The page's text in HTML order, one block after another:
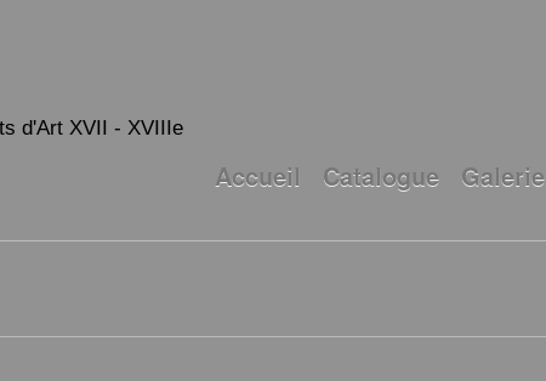
d'Art XVII - XVIIIe
Accueil Catalogue Galerie